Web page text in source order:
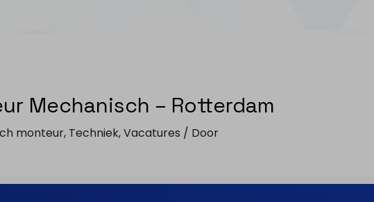
Mechanisch – Rotterdam
monteur, Techniek,Vacatures / Door